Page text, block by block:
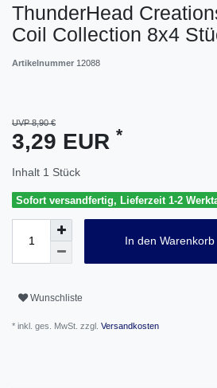
ThunderHead
Coil Collection 8x4
Artikelnummer 12088
UVP 8,90 €
3,29 EUR *
Inhalt 1 Stück
Sofort versandfertig, Lieferzeit 1-2
In den Warenkorb
Wunschliste
* inkl. ges. MwSt. zzgl. Versandkosten